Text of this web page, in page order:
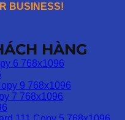
BUSINESS!
HÀNG